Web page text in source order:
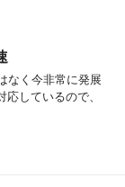
なく今非常に発展
しているので、